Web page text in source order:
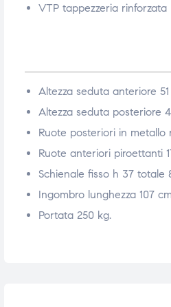
VTP tappezzeria rinforzata
Altezza seduta anteriore
Altezza seduta posteriore
Ruote posteriori in
Ruote anteriori piroettanti
Schienale fisso h 37 totale
Ingombro lunghezza 107
Portata 250 kg.